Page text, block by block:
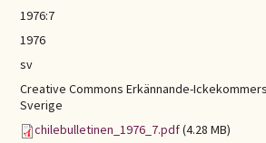
1976:7
1976
sv
Creative Commons Erkännande-
Sverige
chilebulletinen_1976_7.pdf(4.28 MB)